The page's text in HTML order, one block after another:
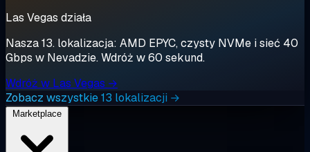
Las Vegas działa
Nasza 13. lokalizacja: AMD EPYC, czysty NVMe i sieć 40
Gbps w Nevadzie. Wdróż w 60 sekund.
Wdróż w Las Vegas →
Zobacz wszystkie 13 lokalizacji →